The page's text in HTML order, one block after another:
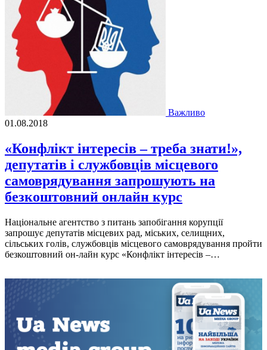
Важливо
01.08.2018
«Конфлікт інтересів – треба знати!»,
депутатів і службовців місцевого
самоврядування запрошують на
безкоштовний онлайн курс
Національне агентство з питань запобігання корупції
запрошує депутатів місцевих рад, міських, селищних,
сільських голів, службовців місцевого самоврядування пройти
безкоштовний он-лайн курс «Конфлікт інтересів –…